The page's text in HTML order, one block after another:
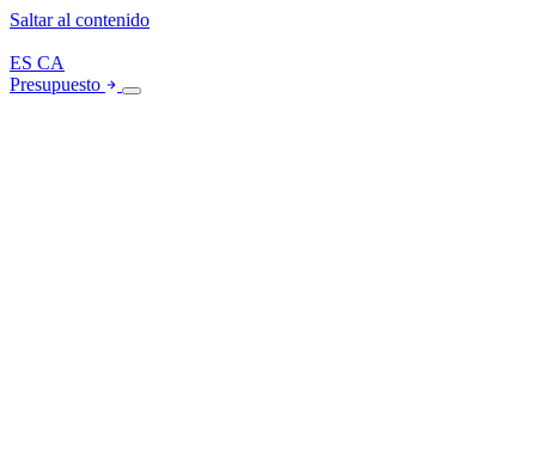
Saltar al contenido
ES CA
Presupuesto